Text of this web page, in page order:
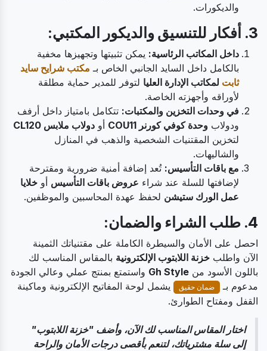
والديكورات.
3. أفكار للتنسيق والديكور المكتبي:
داخل المكاتب الرئاسية: يمكن تثبيتها وتجهيزها مخفية
بالكامل داخل السايد الجانبي الخاص بـ مكتب شرايح سايد
ثابت لمكاتب الإدارة العليا لتوفر للمدير حماية مطلقة
لأوراقه وأجهزته الخاصة.
في وحدات التخزين والمكتبات: تتكامل بامتياز داخل أرفف
ودولاب وحدة كوفي كورنر COU11 أو دولاب ملابس CL120
لتخزين المقتنيات الشخصية والذهب في المنازل
والشاليهات.
مع باقات التأسيس: تُعد إضافة أمنية ضرورية ومقترحة
لإضافتها للسلة عند شراء عروض باقات التأسيس أو خلايا
عمل الورك ستيشن لحفظ عهدة المحاسبين والموظفين.
4. طلب الشراء والضمان:
احصل على الأمان والسيطرة الكاملة على مقتنياتك الثمينة
الآن واطلب خزنة اللابتوب الإلكترونية بالمقاس المناسب لك
باللون الأسود من Gh Style واستمتع بمنتج عملي وعالي الجودة
مدعوم بـ
ضمان حقيق
يشمل لوحة المفاتيح الإلكترونية وماكينة
القفل ومفتاح الطوارئ.
اختار المقاس المناسب لك الآن، وأضف "خزنة اللابتوب"
إلى سلة مشترياتك، لتنعم بأقصى درجات الأمان والراحة